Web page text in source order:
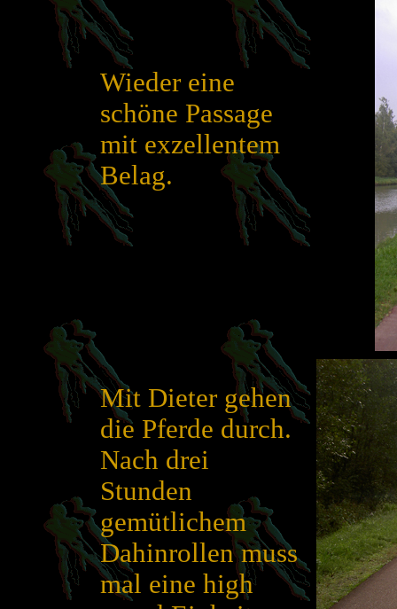
Wieder eine
schöne Passage
mit exzellentem
Belag.
Mit Dieter gehen
die Pferde durch.
Nach drei
Stunden
gemütlichem
Dahinrollen muss
mal eine high